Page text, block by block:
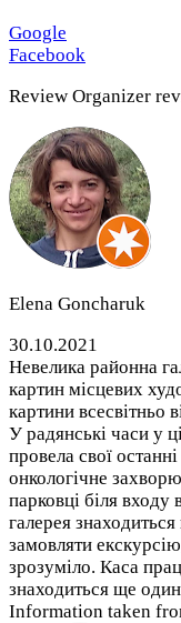
Google
Facebook
Review Organizer
Elena Goncharuk
30.10.2021
Невелика районна
картин місцевих
картини всесвітньо
У радянські часи у
провела свої
онкологічне
парковці біля
галерея
замовляти
зрозуміло. Каса
знаходиться ще
Information taken